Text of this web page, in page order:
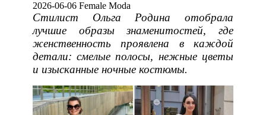
2026-06-06 Female Moda
Стилист Ольга Родина отобрала
лучшие образы знаменитостей, где
женственность проявлена в каждой
детали: смелые полосы, нежные цветы
и изысканные ночные костюмы.